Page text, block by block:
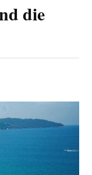
zu speichern
zu verbessern und um
Technologien zustimmst,
die